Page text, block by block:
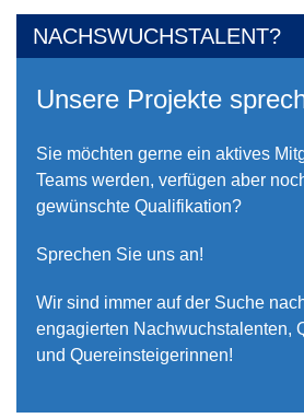
NACHSWUCHSTALENT?
Unsere Projekte
Sie möchten gerne ein aktives
Teams werden, verfügen aber
gewünschte Qualifikation?
Sprechen Sie uns an!
Wir sind immer auf der Suche
engagierten Nachwuchstalenten,
und Quereinsteigerinnen!